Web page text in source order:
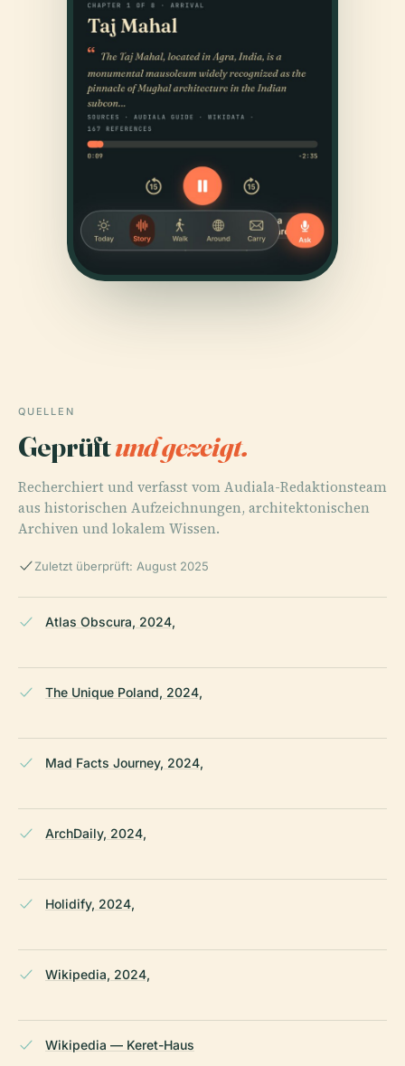
QUELLEN
Geprüftund gezeigt.
Recherchiert und verfasst vom Audiala-Redaktionsteam
aus historischen Aufzeichnungen, architektonischen
Archiven und lokalem Wissen.
Zuletzt überprüft: August 2025
Atlas Obscura, 2024,
The Unique Poland, 2024,
Mad Facts Journey, 2024,
ArchDaily, 2024,
Holidify, 2024,
Wikipedia, 2024,
Wikipedia — Keret-Haus